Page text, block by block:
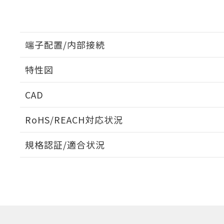
端子配置/内部接続
特性図
CAD
RoHS/REACH対応状況
EU RoHS 注意事項・凡例
規格認証/適合状況